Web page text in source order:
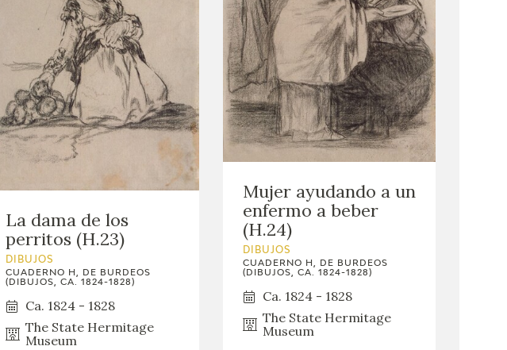
La dama de los
perritos (H.23)
DIBUJOS
CUADERNO H, DE BURDEOS
(DIBUJOS, CA. 1824-1828)
Ca. 1824 - 1828
The State Hermitage
Museum
Mujer ayudando a un
enfermo a beber
(H.24)
DIBUJOS
CUADERNO H, DE BURDEOS
(DIBUJOS, CA. 1824-1828)
Ca. 1824 - 1828
The State Hermitage
Museum